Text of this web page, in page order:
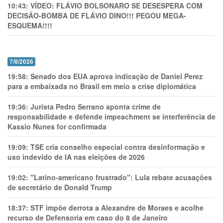
10:43: VÍDEO: FLÁVIO BOLSONARO SE DESESPERA COM
DECISÃO-BOMBA DE FLÁVIO DINO!!! PEGOU MEGA-
ESQUEMA!!!!
7/8/2026
19:58: Senado dos EUA aprova indicação de Daniel Perez
para a embaixada no Brasil em meio a crise diplomática
19:36: Jurista Pedro Serrano aponta crime de
responsabilidade e defende impeachment se interferência de
Kassio Nunes for confirmada
19:09: TSE cria conselho especial contra desinformação e
uso indevido de IA nas eleições de 2026
19:02: "Latino-americano frustrado": Lula rebate acusações
de secretário de Donald Trump
18:37: STF impõe derrota a Alexandre de Moraes e acolhe
recurso de Defensoria em caso do 8 de Janeiro